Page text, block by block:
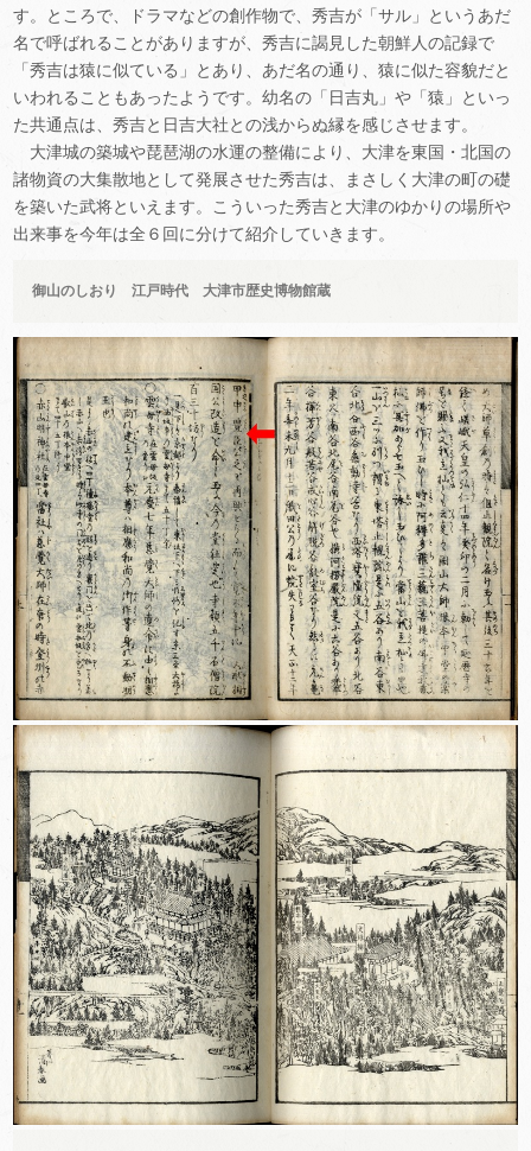
す。ところで、ドラマなどの創作物で、秀吉が「サル」というあだ
名で呼ばれることがありますが、秀吉に謁見した朝鮮人の記録で
「秀吉は猿に似ている」とあり、あだ名の通り、猿に似た容貌だと
いわれることもあったようです。幼名の「日吉丸」や「猿」といっ
た共通点は、秀吉と日吉大社との浅からぬ縁を感じさせます。
大津城の築城や琵琶湖の水運の整備により、大津を東国・北国の
諸物資の大集散地として発展させた秀吉は、まさしく大津の町の礎
を築いた武将といえます。こういった秀吉と大津のゆかりの場所や
出来事を今年は全６回に分けて紹介していきます。
御山のしおり 江戸時代 大津市歴史博物館蔵